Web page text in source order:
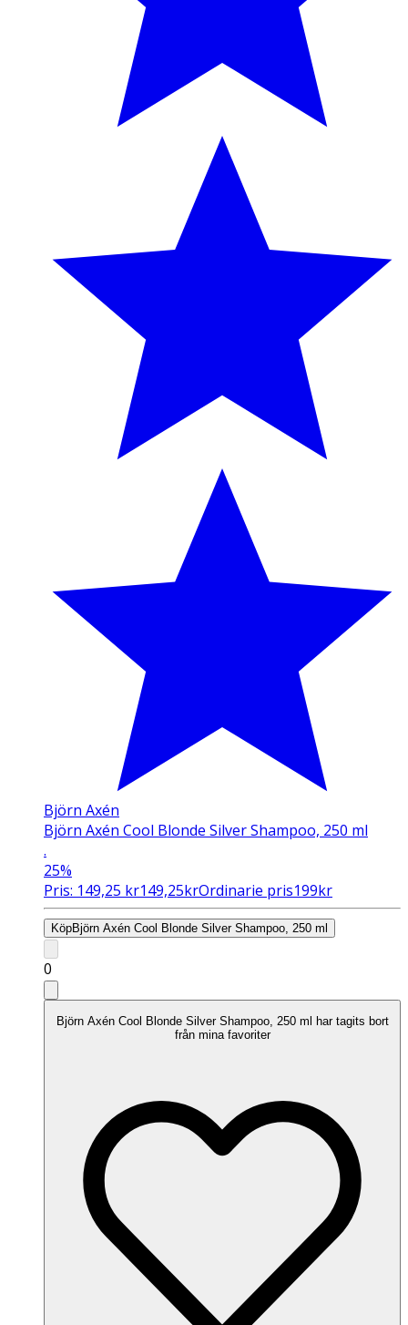
Björn Axén
Björn Axén Cool Blonde Silver Shampoo, 250 ml
.
25%
Pris: 149,25 kr149,25krOrdinarie pris199kr
KöpBjörn Axén Cool Blonde Silver Shampoo, 250 ml
0
Björn Axén Cool Blonde Silver Shampoo, 250 ml har tagits bort
från mina favoriter